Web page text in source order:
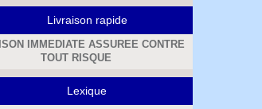
Livraison rapide
IMMEDIATE ASSUREE CONTRE
TOUT RISQUE
Lexique